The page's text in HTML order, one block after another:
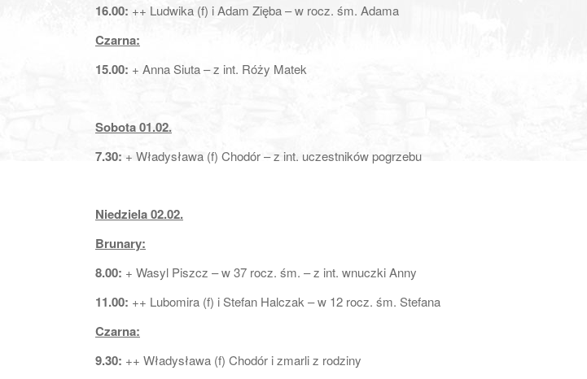
16.00: ++ Ludwika (f) i Adam Zięba – w rocz. śm. Adama
Czarna:
15.00: + Anna Siuta – z int. Róży Matek
Sobota 01.02.
7.30: + Władysława (f) Chodór – z int. uczestników pogrzebu
Niedziela 02.02.
Brunary:
8.00: + Wasyl Piszcz – w 37 rocz. śm. – z int. wnuczki Anny
11.00: ++ Lubomira (f) i Stefan Halczak – w 12 rocz. śm. Stefana
Czarna:
9.30: ++ Władysława (f) Chodór i zmarli z rodziny